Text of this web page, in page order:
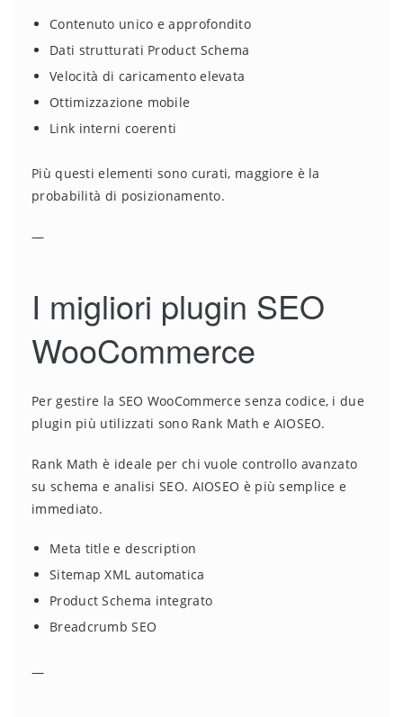
Contenuto unico e approfondito
Dati strutturati Product Schema
Velocità di caricamento elevata
Ottimizzazione mobile
Link interni coerenti
Più questi elementi sono curati, maggiore è la
probabilità di posizionamento.
—
I migliori plugin SEO
WooCommerce
Per gestire la SEO WooCommerce senza codice, i due
plugin più utilizzati sono Rank Math e AIOSEO.
Rank Math è ideale per chi vuole controllo avanzato
su schema e analisi SEO. AIOSEO è più semplice e
immediato.
Meta title e description
Sitemap XML automatica
Product Schema integrato
Breadcrumb SEO
—